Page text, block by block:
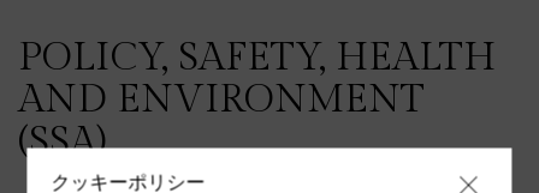
POLICY, SAFETY, HEALTH
AND ENVIRONMENT
(SSA)
クッキーポリシー